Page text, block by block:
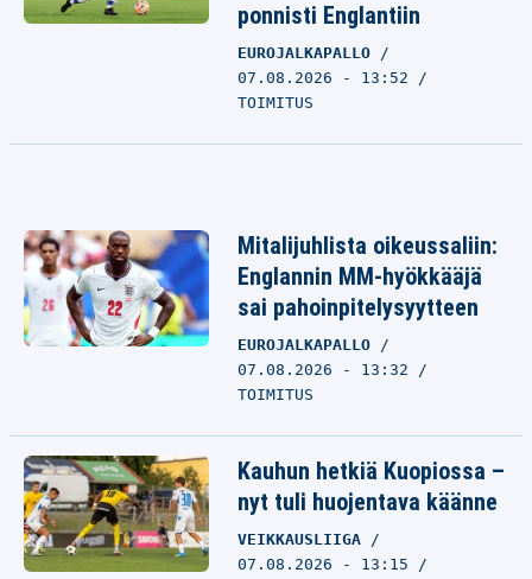
ponnisti Englantiin
EUROJALKAPALLO
07.08.2026 - 13:52
TOIMITUS
Mitalijuhlista oikeussaliin:
Englannin MM-hyökkääjä
sai pahoinpitelysyytteen
EUROJALKAPALLO
07.08.2026 - 13:32
TOIMITUS
Kauhun hetkiä Kuopiossa –
nyt tuli huojentava käänne
VEIKKAUSLIIGA
07.08.2026 - 13:15